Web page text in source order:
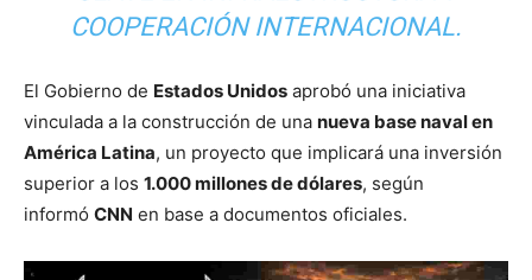
COOPERACIÓN INTERNACIONAL.
El Gobierno de Estados Unidos aprobó una iniciativa
vinculada a la construcción de una nueva base naval en
América Latina, un proyecto que implicará una inversión
superior a los 1.000 millones de dólares, según
informó CNN en base a documentos oficiales.